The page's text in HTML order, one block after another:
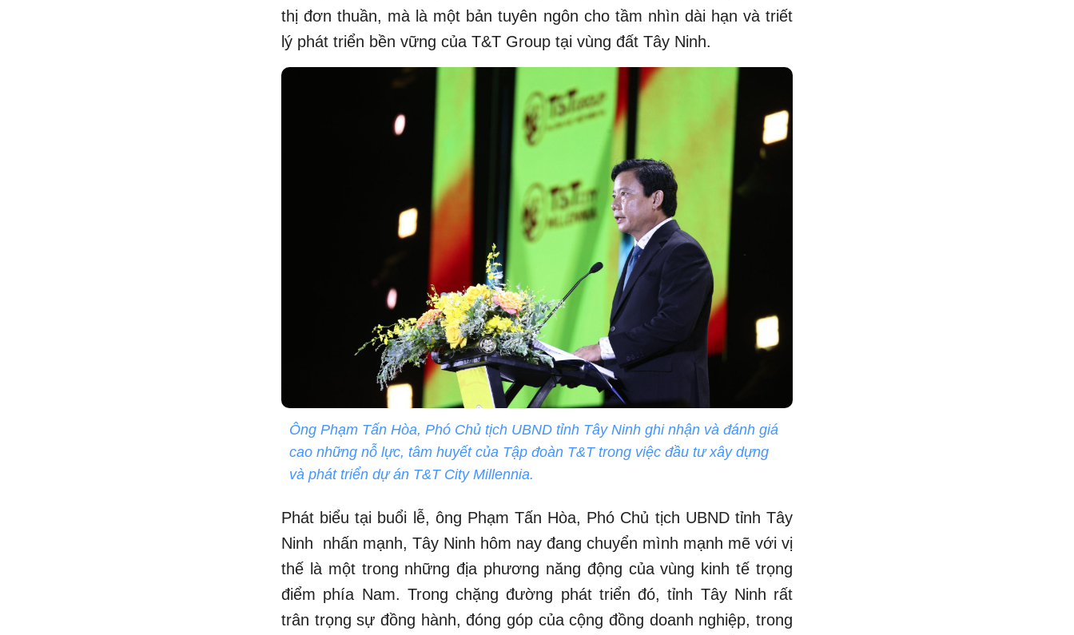
thị đơn thuần, mà là một bản tuyên ngôn cho tầm nhìn dài hạn và triết
lý phát triển bền vững của T&T Group tại vùng đất Tây Ninh.
Ông Phạm Tấn Hòa, Phó Chủ tịch UBND tỉnh Tây Ninh ghi nhận và đánh giá
cao những nỗ lực, tâm huyết của Tập đoàn T&T trong việc đầu tư xây dựng
và phát triển dự án T&T City Millennia.
Phát biểu tại buổi lễ, ông Phạm Tấn Hòa, Phó Chủ tịch UBND tỉnh Tây
Ninh nhấn mạnh, Tây Ninh hôm nay đang chuyển mình mạnh mẽ với vị
thế là một trong những địa phương năng động của vùng kinh tế trọng
điểm phía Nam. Trong chặng đường phát triển đó, tỉnh Tây Ninh rất
trân trọng sự đồng hành, đóng góp của cộng đồng doanh nghiệp, trong